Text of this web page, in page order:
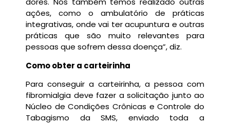
ações, como o ambulatório de práticas
integrativas, onde vai ter acupuntura e outras
práticas que são muito relevantes para
pessoas que sofrem dessa doença”, diz.
Como obter a carteirinha
Para conseguir a carteirinha, a pessoa com
fibromialgia deve fazer a solicitação junto ao
Núcleo de Condições Crônicas e Controle do
Tabagismo da SMS, enviado toda a